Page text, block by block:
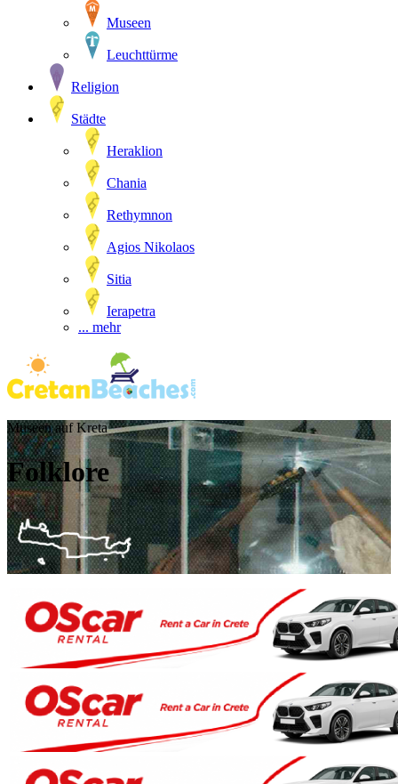
Museen
Leuchttürme
Religion
Städte
Heraklion
Chania
Rethymnon
Agios Nikolaos
Sitia
Ierapetra
... mehr
Museen auf Kreta
Folklore